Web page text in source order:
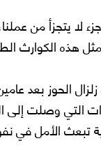
لا يتجزأ من
هذه الكوارث
الحوز بعد
التي وصلت إلى
تبعث الأمل في